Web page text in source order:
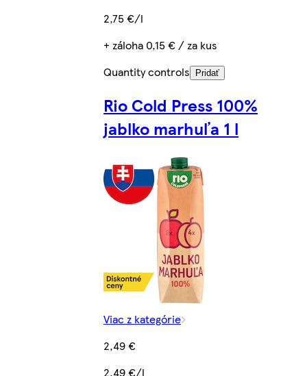
2,75 €/l
+ záloha 0,15 € / za kus
Quantity controls Pridať
Rio Cold Press 100%
jablko marhuľa 1 l
Viac z kategórie
2,49 €
2,49 €/l